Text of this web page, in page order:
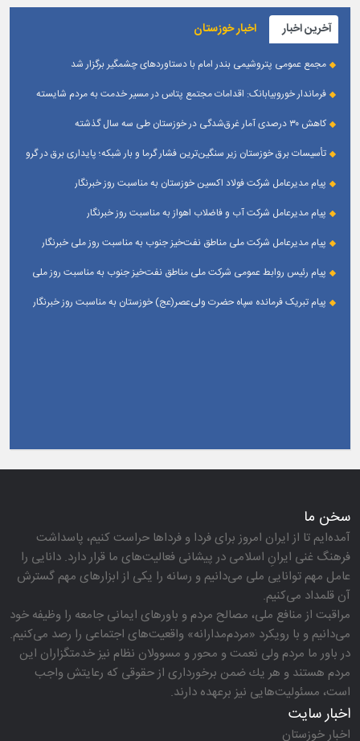
آخرین اخبار اخبار خوزستان
مجمع عمومی پتروشیمی بندر امام با دستاوردهای چشمگیر برگزار شد
فرماندار خوروبیابانک: اقدامات مجتمع پتاس در مسیر خدمت به مردم شایسته
کاهش ۳۰ درصدی آمار غرق‌شدگی در خوزستان طی سه سال گذشته
تأسیسات برق خوزستان زیر سنگین‌ترین فشار گرما و بار شبکه؛ پایداری برق در گرو
پیام مدیرعامل شرکت فولاد اکسین خوزستان به مناسبت روز خبرنگار
پیام مدیرعامل شرکت آب و فاضلاب اهواز به مناسبت روز خبرنگار
پیام مدیرعامل شركت ملی مناطق نفت‌خیز جنوب به مناسبت روز ملی خبرنگار
پیام رئیس روابط عمومی شركت ملی مناطق نفت‌خیز جنوب به مناسبت روز ملی
پیام تبریک فرمانده سپاه حضرت ولی‌عصر(عج) خوزستان به مناسبت روز خبرنگار
سخن ما
آمده‌ایم تا از ایران امروز برای فردا و فرداها حراست كنیم، پاسداشت
فرهنگ غنی ایرانِ اسلامی در پیشانی فعالیت‌های ما قرار دارد. دانایی را
عامل مهم توانایی ملی می‌دانیم و رسانه را یكی از ابزارهای مهم گسترش
آن قلمداد می‌كنیم.
مراقبت از منافع ملی، مصالح مردم و باورهای ایمانی جامعه را وظیفه خود
می‌دانیم و با رویكرد «مردم‌مدارانه‌» واقعیت‌های اجتماعی را رصد می‌كنیم.
در باور ما مردم ولی نعمت و محور و مسوولان نظام نیز خدمتگزاران این
مردم هستند و هر یك ضمن برخورداری از حقوقی كه رعایتش واجب
است، مسئولیت‌هایی نیز برعهده دارند.
اخبار سایت
اخبار خوزستان